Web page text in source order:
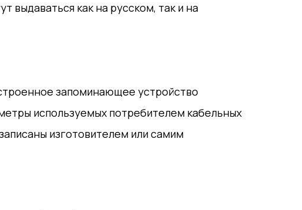
как на русском, так и на
запоминающее устройство
используемых потребителем кабельных
изготовителем или самим